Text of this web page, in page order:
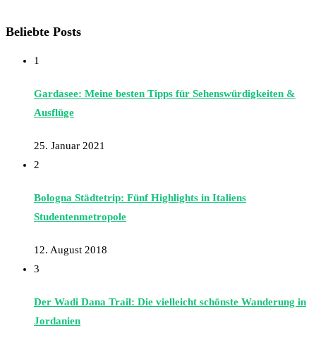
Beliebte Posts
1
Gardasee: Meine besten Tipps für Sehenswürdigkeiten &
Ausflüge
25. Januar 2021
2
Bologna Städtetrip: Fünf Highlights in Italiens
Studentenmetropole
12. August 2018
3
Der Wadi Dana Trail: Die vielleicht schönste Wanderung in
Jordanien